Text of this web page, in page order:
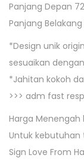
Panjang Depan
Panjang
*Design unik
sesuaikan
*Jahitan kokoh
>>> adm fast
Harga Menengah
Untuk
Sign Love From